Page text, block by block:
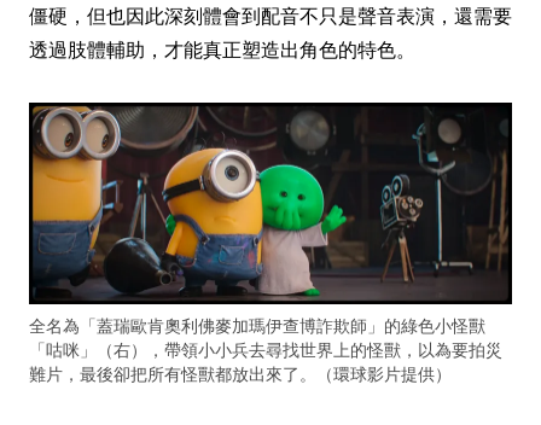
僵硬，但也因此深刻體會到配音不只是聲音表演，還需要
透過肢體輔助，才能真正塑造出角色的特色。
全名為「蓋瑞歐肯奧利佛麥加瑪伊查博詐欺師」的綠色小怪獸
「咕咪」（右），帶領小小兵去尋找世界上的怪獸，以為要拍災
難片，最後卻把所有怪獸都放出來了。（環球影片提供）